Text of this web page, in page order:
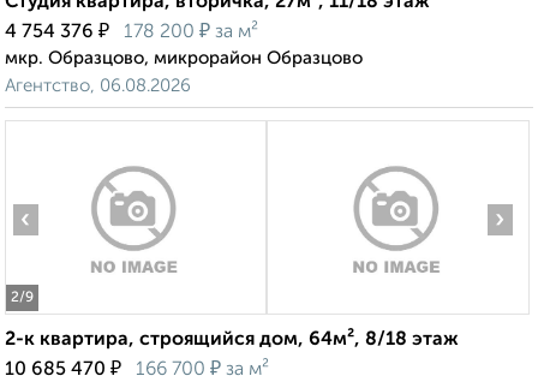
4 754 376 ₽ 178 200 ₽ за м²
мкр. Образцово, микрорайон Образцово
Агентство, 06.08.2026
2/9
‹ ›
2-к квартира, строящийся дом, 64м², 8/18 этаж
10 685 470 ₽ 166 700 ₽ за м²